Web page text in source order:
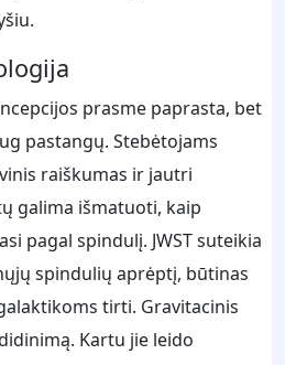
prasme paprasta, bet
pastangų. Stebėtojams
raiškumas ir jautri
galima išmatuoti, kaip
pagal spindulį. JWST suteikia
spindulių aprėptį, būtinas
tirti. Gravitacinis
Kartu jie leido